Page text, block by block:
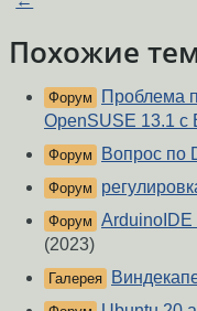
Похожие
Форум
Проблема
OpenSUSE 13.1 с
Форум Вопрос по
Форум
Форум ArduinoIDE
(2023)
Галерея